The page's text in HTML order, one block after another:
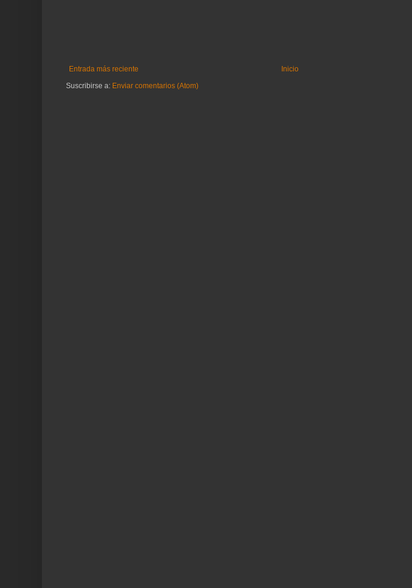
Entrada más reciente
Inicio
Suscribirse a: Enviar comentarios (Atom)